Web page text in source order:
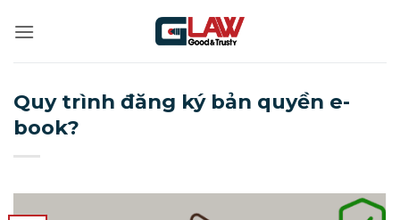
qua
Quy trình đăng ký bản quyền e-
book?